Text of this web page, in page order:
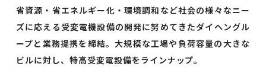
省資源・省エネルギー化・環境調和など社会の様々なニー
ズに応える受変電機設備の開発に努めてきたダイヘングル
ープと業務提携を締結。大規模な工場や負荷容量の大きな
ビルに対し、特高受変電設備をラインナップ。